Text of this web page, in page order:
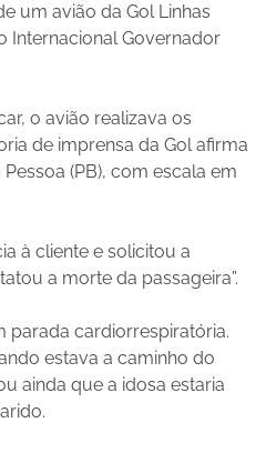
um avião da Gol Linhas
Internacional Governador
o avião realizava os
de imprensa da Gol afirma
(PB), com escala em
à cliente e solicitou a
a morte da passageira”.
parada cardiorrespiratória.
estava a caminho do
ainda que a idosa estaria